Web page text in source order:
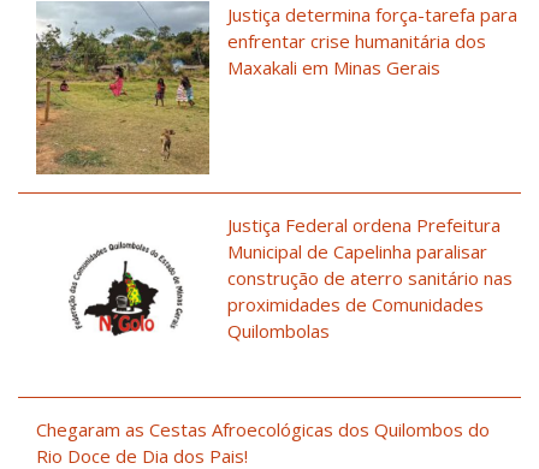
Justiça determina força-tarefa para
enfrentar crise humanitária dos
Maxakali em Minas Gerais
Justiça Federal ordena Prefeitura
Municipal de Capelinha paralisar
construção de aterro sanitário nas
proximidades de Comunidades
Quilombolas
Chegaram as Cestas Afroecológicas dos Quilombos do
Rio Doce de Dia dos Pais!